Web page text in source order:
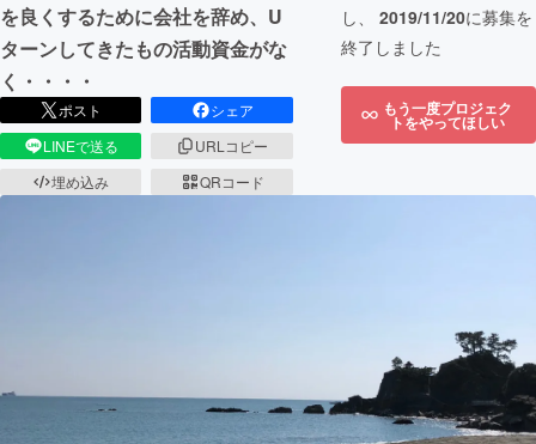
を良くするために会社を辞め、U
ターンしてきたもの活動資金がな
く・・・・
ポスト
シェア
LINEで送る
URLコピー
埋め込み
QRコード
し、 2019/11/20に募集を
終了しました
もう一度プロジェク
トをやってほしい